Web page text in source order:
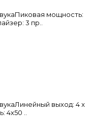
мощность:
3 пр..
выход: 4 x
..